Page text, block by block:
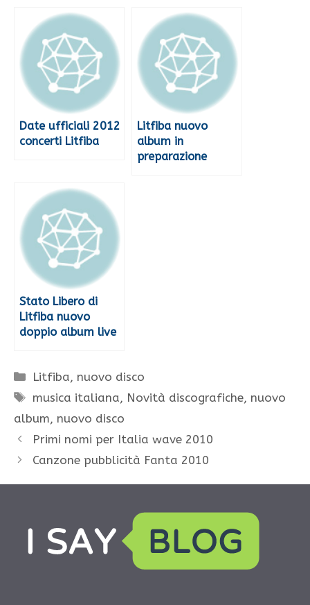
Date ufficiali 2012
concerti Litfiba
Litfiba nuovo
album in
preparazione
Stato Libero di
Litfiba nuovo
doppio album live
Categorie
Litfiba, nuovo disco
Tag
musica italiana, Novità discografiche, nuovo
album, nuovo disco
Primi nomi per Italia wave 2010
Canzone pubblicità Fanta 2010